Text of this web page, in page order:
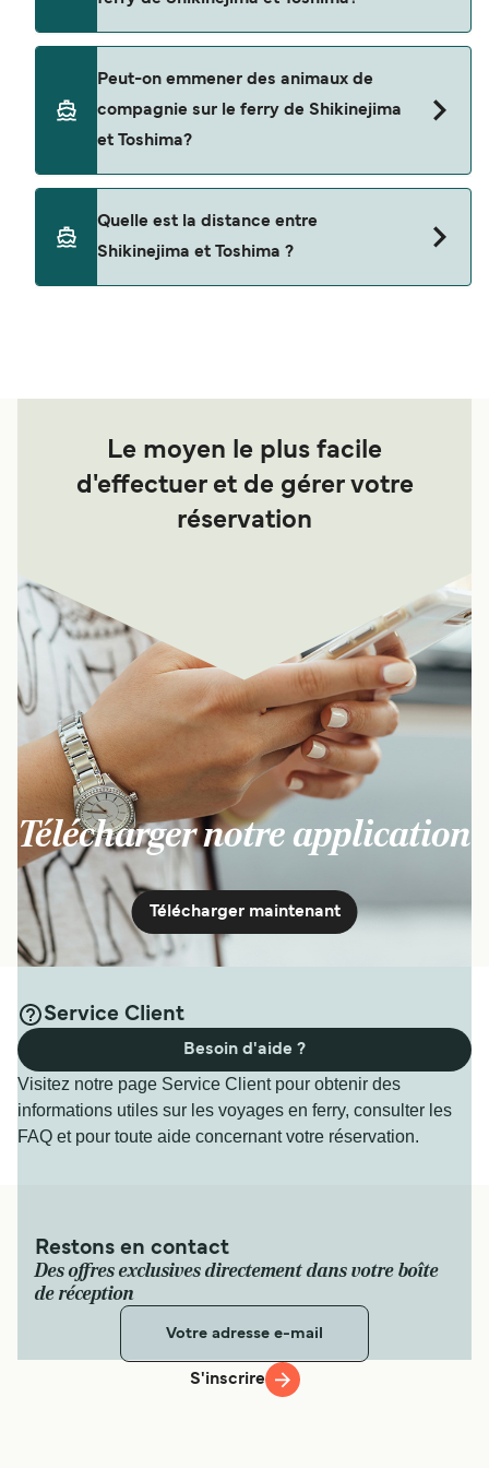
ferry entre Shikinejima et Toshima.
Peut-on emmener des animaux de
compagnie sur le ferry de Shikinejima
et Toshima?
pas autorisés à bord pour les traversées entre
Shikinejima et Toshima.
Quelle est la distance entre
Shikinejima et Toshima ?
Le moyen le plus facile
d'effectuer et de gérer votre
réservation
Télécharger notre application
Télécharger maintenant
Service Client
Visitez notre page Service Client pour obtenir des
informations utiles sur les voyages en ferry, consulter les
FAQ et pour toute aide concernant votre réservation.
Besoin d'aide ?
Restons en contact
Des offres exclusives directement dans votre boîte
de réception
S'inscrire